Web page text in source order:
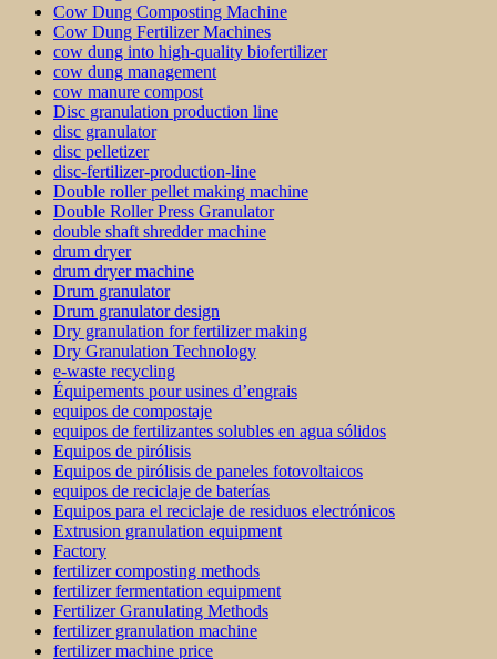
Cow Dung Composting Machine
Cow Dung Fertilizer Machines
cow dung into high-quality biofertilizer
cow dung management
cow manure compost
Disc granulation production line
disc granulator
disc pelletizer
disc-fertilizer-production-line
Double roller pellet making machine
Double Roller Press Granulator
double shaft shredder machine
drum dryer
drum dryer machine
Drum granulator
Drum granulator design
Dry granulation for fertilizer making
Dry Granulation Technology
e-waste recycling
Équipements pour usines d’engrais
equipos de compostaje
equipos de fertilizantes solubles en agua sólidos
Equipos de pirólisis
Equipos de pirólisis de paneles fotovoltaicos
equipos de reciclaje de baterías
Equipos para el reciclaje de residuos electrónicos
Extrusion granulation equipment
Factory
fertilizer composting methods
fertilizer fermentation equipment
Fertilizer Granulating Methods
fertilizer granulation machine
fertilizer machine price